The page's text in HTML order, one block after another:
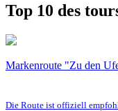
Top 10 des
Markenroute "Zu den
Die Route ist offiziell